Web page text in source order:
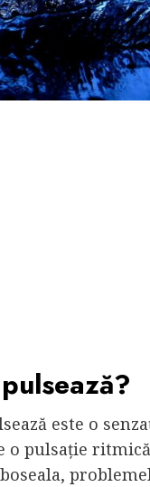
este o
pulsație